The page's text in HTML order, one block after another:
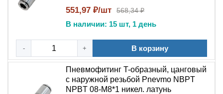
551,97 ₽/шт 568,34 ₽
В наличии: 15 шт, 1 день
- + В корзину
Пневмофитинг T-образный, цанговый
с наружной резьбой Pnevmo NBPT
NPBT 08-M8*1 никел. латунь